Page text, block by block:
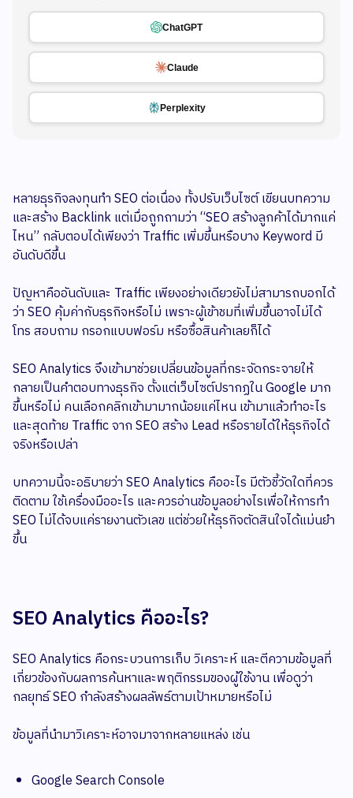
ChatGPT
Claude
Perplexity
หลายธุรกิจลงทุนทำ SEO ต่อเนื่อง ทั้งปรับเว็บไซต์ เขียนบทความ
และสร้าง Backlink แต่เมื่อถูกถามว่า “SEO สร้างลูกค้าได้มากแค่
ไหน” กลับตอบได้เพียงว่า Traffic เพิ่มขึ้นหรือบาง Keyword มี
อันดับดีขึ้น
ปัญหาคืออันดับและ Traffic เพียงอย่างเดียวยังไม่สามารถบอกได้
ว่า SEO คุ้มค่ากับธุรกิจหรือไม่ เพราะผู้เข้าชมที่เพิ่มขึ้นอาจไม่ได้
โทร สอบถาม กรอกแบบฟอร์ม หรือซื้อสินค้าเลยก็ได้
SEO Analytics จึงเข้ามาช่วยเปลี่ยนข้อมูลที่กระจัดกระจายให้
กลายเป็นคำตอบทางธุรกิจ ตั้งแต่เว็บไซต์ปรากฏใน Google มาก
ขึ้นหรือไม่ คนเลือกคลิกเข้ามามากน้อยแค่ไหน เข้ามาแล้วทำอะไร
และสุดท้าย Traffic จาก SEO สร้าง Lead หรือรายได้ให้ธุรกิจได้
จริงหรือเปล่า
บทความนี้จะอธิบายว่า SEO Analytics คืออะไร มีตัวชี้วัดใดที่ควร
ติดตาม ใช้เครื่องมืออะไร และควรอ่านข้อมูลอย่างไรเพื่อให้การทำ
SEO ไม่ได้จบแค่รายงานตัวเลข แต่ช่วยให้ธุรกิจตัดสินใจได้แม่นยำ
ขึ้น
SEO Analytics คืออะไร?
SEO Analytics คือกระบวนการเก็บ วิเคราะห์ และตีความข้อมูลที่
เกี่ยวข้องกับผลการค้นหาและพฤติกรรมของผู้ใช้งาน เพื่อดูว่า
กลยุทธ์ SEO กำลังสร้างผลลัพธ์ตามเป้าหมายหรือไม่
ข้อมูลที่นำมาวิเคราะห์อาจมาจากหลายแหล่ง เช่น
Google Search Console